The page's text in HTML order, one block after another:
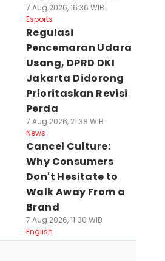
7 Aug 2026, 16:36 WIB
Esports
Regulasi
Pencemaran Udara
Usang, DPRD DKI
Jakarta Didorong
Prioritaskan Revisi
Perda
7 Aug 2026, 21:38 WIB
News
Cancel Culture:
Why Consumers
Don't Hesitate to
Walk Away From a
Brand
7 Aug 2026, 11:00 WIB
English